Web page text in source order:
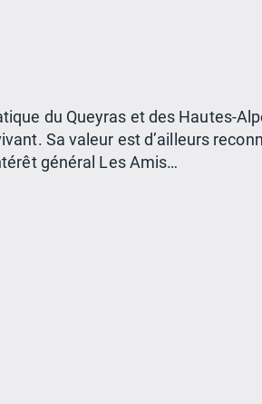
du Queyras et des Hautes-
Sa valeur est d’ailleurs
général Les Amis…